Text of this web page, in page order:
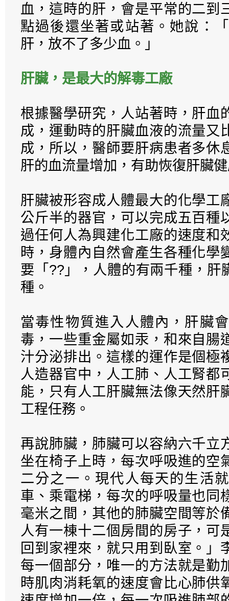
血，這時的肝，會是平常的二到
點過後還坐著或站著。她說：
肝，放不了多少血。」
肝臟，是最大的解毒工廠
根據醫學研究，人站著時，肝血
成，運動時的肝臟血液的流量又
成，所以，醫師要肝病患者多休
肝的血流量增加，有助恢復肝臟
肝臟被形容成人體最大的化學工
公斤半的器官，可以完成五百種
過任何人為興建化工廠的速度和
時，身體內自然會產生各種化學
要「??」，人體的有兩千種，肝
種。
當毒性物質進入人體內，肝臟
毒，一些重金屬如汞，和來自腸
汁分泌排出。這樣的運作是個極
人造器官中，人工肺、人工腎都
能，只有人工肝臟無法像天然肝
工程任務。
再說肺臟，肺臟可以容納六千立
坐在椅子上時，每次呼吸進的空
二分之一。現代人每天的生活
車、乘電梯，每次的呼吸量也同
毫米之間，其他的肺臟空間等於
人有一棟十二個房間的房子，可
回到家裡來，就只用到臥室。」
每一個部分，唯一的方法就是勤
時肌肉消耗氧的速度會比心肺供